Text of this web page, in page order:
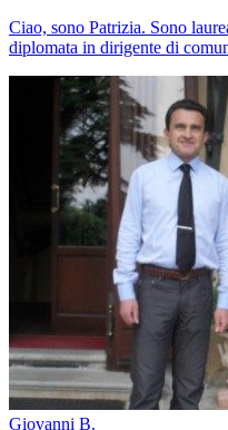
Ciao, sono Patrizia. Sono
diplomata in dirigente di
Giovanni B.